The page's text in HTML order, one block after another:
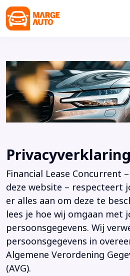
Privacyverklaring
Financial Lease Concurrent
deze website – respecteert
er alles aan om deze te
lees je hoe wij omgaan met
persoonsgegevens. Wij
persoonsgegevens in
Algemene Verordening
(AVG).